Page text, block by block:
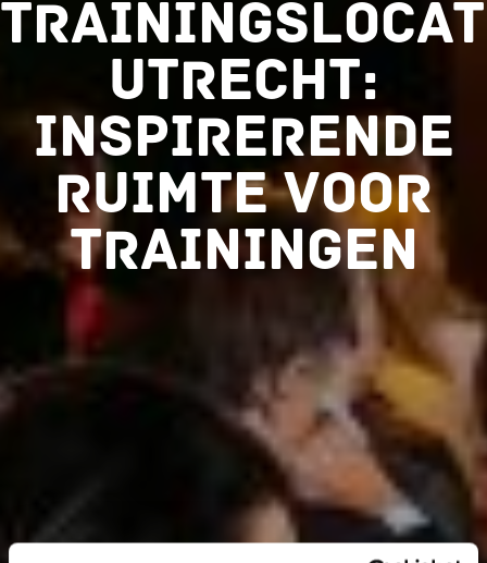
Utrecht:
Inspirerende
Ruimte voor
Trainingen